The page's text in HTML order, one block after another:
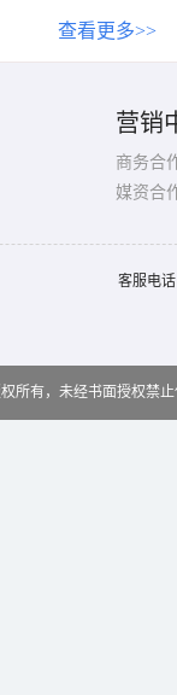
查看更多>>
营销
商务合
媒资合
客服电
权所有，未经书面授权